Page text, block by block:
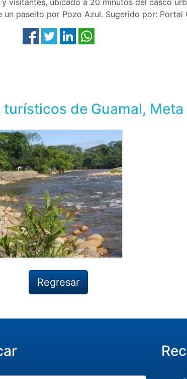
ubicado a 20 minutos del casco
un paseito por Pozo Azul. Sugerido por: Portal
turísticos de Guamal, Meta
Regresar